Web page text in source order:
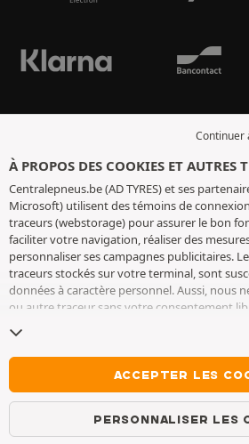
Continuer
À PROPOS DES COOKIES ET AUTRES
Centralepneus.be (AD TYRES) et ses
Microsoft) utilisent des témoins de
traceurs (webstorage) pour assurer le bon
faciliter votre navigation, réaliser des
personnaliser ses campagnes publicitaires.
traceurs stockés sur votre terminal, sont
données à caractère personnel. Aussi, nous
ou autre traceur sans votre consentement
conservons votre choix pendant 6 mois.
consentement à tout moment en vous
. Vous pouvez choisir de
accepter le dépôt de cookies ou autres
obstacle à l’accès aux services AD TYRES.
vous invitons à consulterla page cookies et
ACCEPTER LES
PERSONNALISER LES